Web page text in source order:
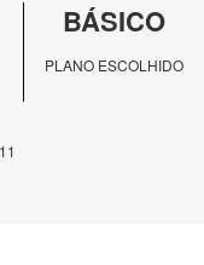
BÁSICO
PLANO ESCOLHIDO